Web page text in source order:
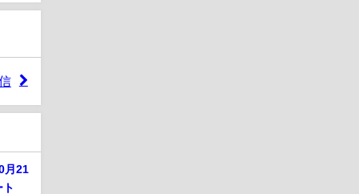
月21
ト